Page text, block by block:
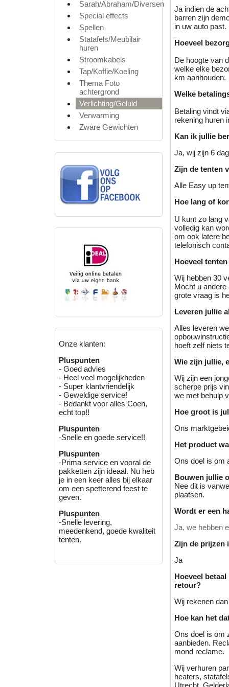
Sarah/Abraham/Diversen
Special effects
Spellen
Statafels/Meubilair
huren
Stroomkabels
Tap/Koffie/Koeling
Thema Foto
achtergrond
Verlichting/Geluid
Verwarming
Zware Gewichten
Onze klanten:
Pluspunten
- Goed advies
- Heel veel mogelijkheden
- Super klantvriendelijk
- Geweldige service!
- Bedankt voor alles Coen,
echt top!!
Pluspunten
-Snelle en goede service!!
Pluspunten
-Prima service en vooral de
pakketten zijn ideaal. Nu heb
je in een keer alles bij elkaar
om een spetterend feest te
geven.
Pluspunten
-Snelle levering,
meedenkend, goede kwaliteit
tenten.
Ja indien de
barren zijn
in uw auto past.
Hoeveel
De hoogte van
welke elke
km aanhouden.
Welke
Betaling vindt
rekening huren
Kan ik jullie
Ja, wij zijn 6
Zijn de tenten
Alle Easy up
Hoe lang of
U kunt zo lang
volledig kan
om ook latere
telefonisch
Hoeveel
Wij hebben 30
Mocht u andere
grote vraag is
Leveren jullie
Alles leveren
hoeft zelf niets
Wie zijn jullie,
Wij zijn een
scherpe prijs
we met behulp
Hoe groot is
Ons
Het product
Ons doel is om
Bouwen jullie
Nee dit is
plaatsen.
Wordt er een
Ja, we hebben
Zijn de prijzen
Ja
Hoeveel
retour?
Wij rekenen
Hoe kan het
Ons doel is om
aanbieden.
mond reclame.
Wij verhuren
heaters,
Utrecht,